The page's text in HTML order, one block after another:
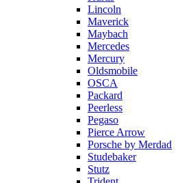
Lincoln
Maverick
Maybach
Mercedes
Mercury
Oldsmobile
OSCA
Packard
Peerless
Pegaso
Pierce Arrow
Porsche by Merdad
Studebaker
Stutz